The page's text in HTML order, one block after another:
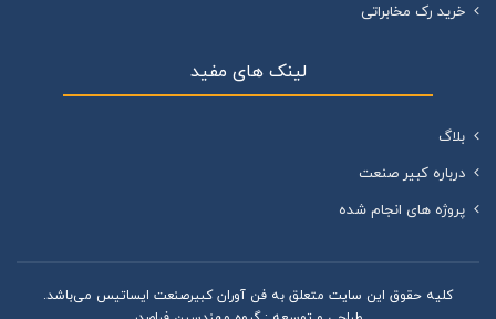
خرید رک مخابراتی
لینک های مفید
بلاگ
درباره کبیر صنعت
پروژه های انجام شده
کليه حقوق اين سايت متعلق به فن آوران کبیرصنعت ایساتیس می‌باشد.